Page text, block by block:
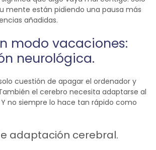
mente están pidiendo una pausa más
añadidas.
modo vacaciones:
neurológica.
cuestión de apagar el ordenador y
el cerebro necesita adaptarse al
Y no siempre lo hace tan rápido como
adaptación cerebral.